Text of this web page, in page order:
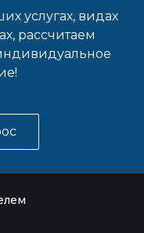
услугах, видах
рассчитаем